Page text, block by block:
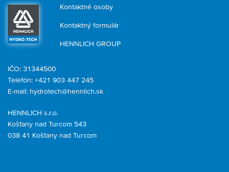
Kontaktné osoby
Kontaktný formulár
HENNLICH GROUP
HENNLICH s.r.o.
Košťany nad Turcom 543
038 41 Košťany nad Turcom
IČO: 31344500
Telefón: +421 903 447 245
E-mail: hydrotech@hennlich.sk